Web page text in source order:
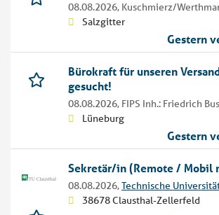
08.08.2026, Kuschmierz/
Salzgitter
Gestern
Bürokraft für unseren
gesucht!
08.08.2026, FIPS Inh.: Friedrich
Lüneburg
Gestern
Sekretär/in (Remote / Mobil
08.08.2026,Technische
38678 Clausthal-Zellerfeld